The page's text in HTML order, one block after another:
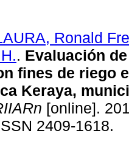
Ronald
. Evaluación
fines de riego
Keraya,
[online].
2409-1618.